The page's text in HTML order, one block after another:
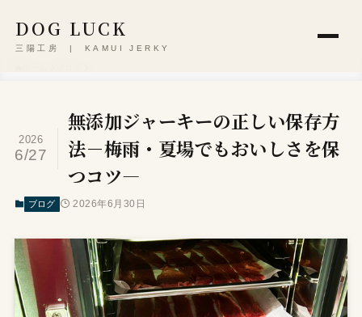
DOG LUCK
三陽工房 | KAMUI JERKY
無添加ジャーキーの正しい保存方
法－梅雨・夏場でもおいしさを保
つコツ―
2026
6/27
ブログ 2026年6月30日